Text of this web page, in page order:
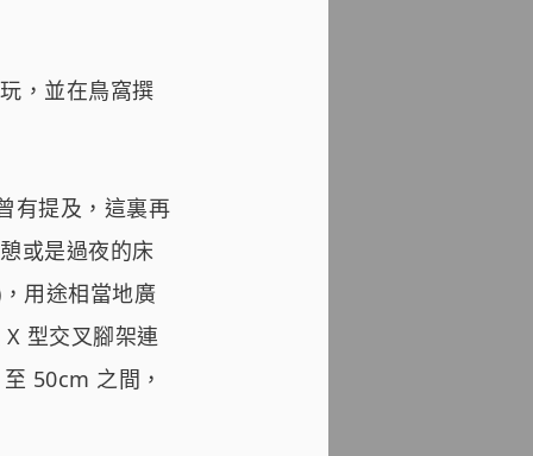
，並在鳥窩撰
有提及，這裏再
或是過夜的床
用途相當地廣
型交叉腳架連
50cm 之間，